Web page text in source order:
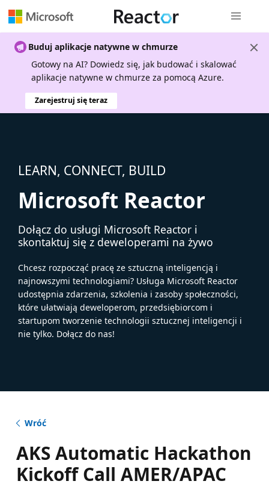
Buduj aplikacje natywne w chmurze
Gotowy na AI? Dowiedz się, jak budować i skalować
aplikacje natywne w chmurze za pomocą Azure.
Zarejestruj się teraz
LEARN, CONNECT, BUILD
Microsoft Reactor
Dołącz do usługi Microsoft Reactor i
skontaktuj się z deweloperami na żywo
Chcesz rozpocząć pracę ze sztuczną inteligencją i
najnowszymi technologiami? Usługa Microsoft Reactor
udostępnia zdarzenia, szkolenia i zasoby społeczności,
które ułatwiają deweloperom, przedsiębiorcom i
startupom tworzenie technologii sztucznej inteligencji i
nie tylko. Dołącz do nas!
Wróć
AKS Automatic Hackathon
Kickoff Call AMER/APAC